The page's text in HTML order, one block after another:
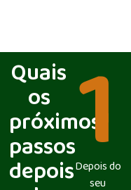
Quais
os
próximos
passos
depois1
Depois do
seu